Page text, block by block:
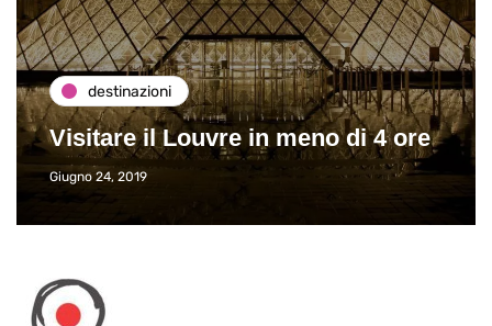
destinazioni
Visitare il Louvre in meno di 4 ore
Giugno 24, 2019